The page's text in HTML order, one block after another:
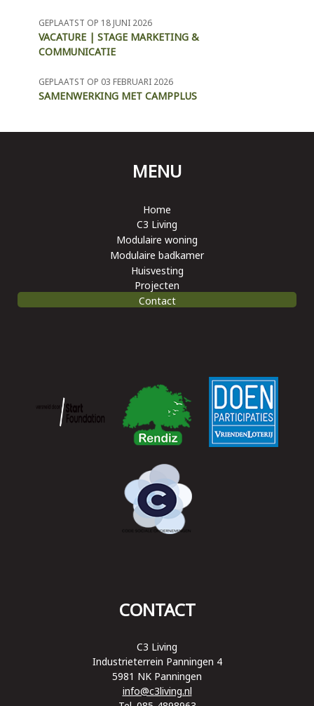
GEPLAATST OP 18 JUNI 2026
VACATURE | STAGE MARKETING &
COMMUNICATIE
GEPLAATST OP 03 FEBRUARI 2026
SAMENWERKING MET CAMPPLUS
MENU
Home
C3 Living
Modulaire woning
Modulaire badkamer
Huisvesting
Projecten
Contact
CONTACT
C3 Living
Industrieterrein Panningen 4
5981 NK Panningen
info@c3living.nl